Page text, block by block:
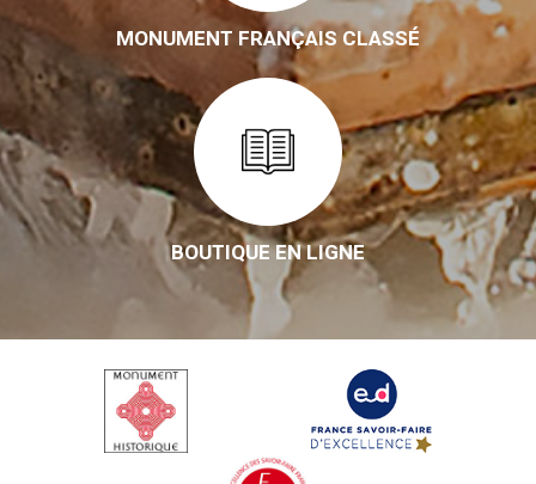
MONUMENT FRANÇAIS CLASSÉ
BOUTIQUE EN LIGNE